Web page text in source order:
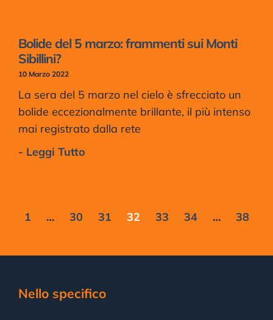
Bolide del 5 marzo: frammenti sui Monti
Sibillini?
10 Marzo 2022
La sera del 5 marzo nel cielo è sfrecciato un
bolide eccezionalmente brillante, il più intenso
mai registrato dalla rete
- Leggi Tutto
1 … 30 31 32 33 34 … 38
Nello specifico